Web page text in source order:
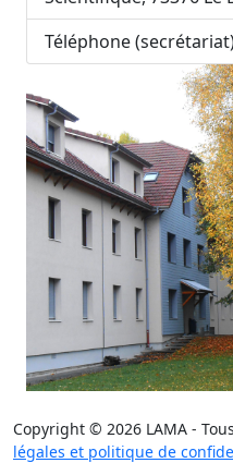
Téléphone
Copyright © 2026 LAMA -
légales et politique de